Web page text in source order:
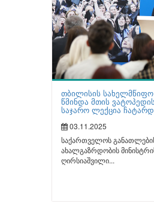
თბილისის სახელმწიფო
წმინდა მთის
საჯარო ლექცია
03.11.2025
საქართველოს
ახალგაზრდობის
ღირსიაშვილი...